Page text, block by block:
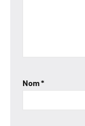
Nom*